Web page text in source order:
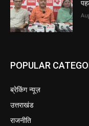
POPULAR
ब्रेकिंग न्यूज़
उत्तराखंड
राजनीति